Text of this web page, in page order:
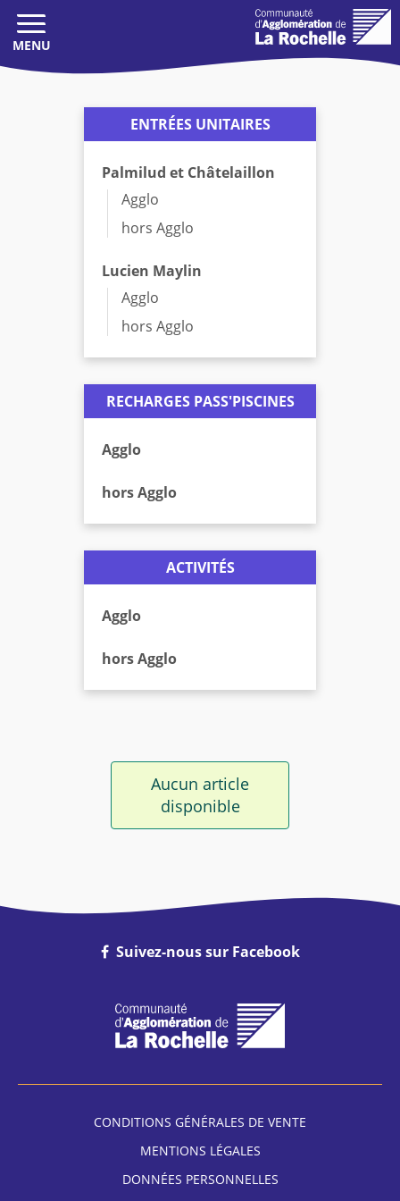
BASCULER
NAVIGATION
Boutique
Mon espace
SE CONNECTER
ENTRÉES UNITAIRES
Palmilud et Châtelaillon
Agglo
hors Agglo
Lucien Maylin
Agglo
hors Agglo
RECHARGES PASS'PISCINES
Agglo
hors Agglo
ACTIVITÉS
Agglo
hors Agglo
Aucun article
disponible
CONDITIONS GÉNÉRALES DE VENTE
MENTIONS LÉGALES
DONNÉES PERSONNELLES
Suivez-nous sur Facebook